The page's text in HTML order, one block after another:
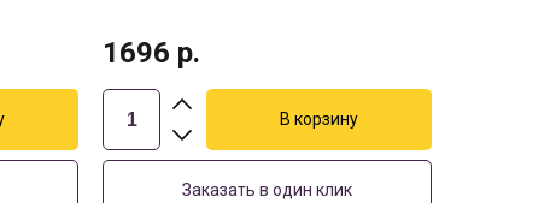
1696 р.
Заказать в один клик